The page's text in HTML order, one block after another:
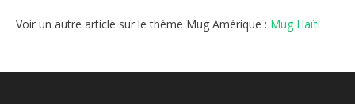
Voir un autre article sur le thème Mug Amérique : Mug Haïti